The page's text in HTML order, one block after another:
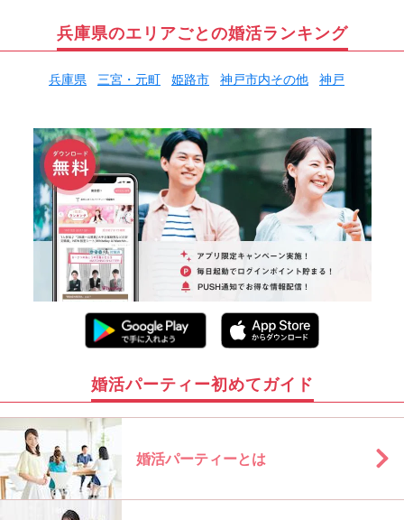
兵庫県のエリアごとの婚活ランキング
兵庫県 三宮・元町 姫路市 神戸市内その他 神戸
婚活パーティー初めてガイド
婚活パーティーとは